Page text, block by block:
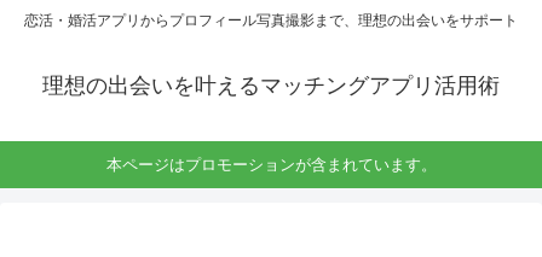
恋活・婚活アプリからプロフィール写真撮影まで、理想の出会いをサポート
理想の出会いを叶えるマッチングアプリ活用術
本ページはプロモーションが含まれています。